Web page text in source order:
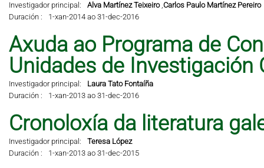
Investigador principal: Alva Martínez Teixeiro,Carlos Paulo Martínez Pereiro
Duración :
1-xan-2014 ao 31-dec-2016
Axuda ao Programa de
Unidades de Investigación
Investigador principal:
Laura Tato Fontaíña
Duración :
1-xan-2013 ao 31-dec-2016
Cronoloxía da literatura
Investigador principal:
Teresa López
Duración :
1-xan-2013 ao 31-dec-2015